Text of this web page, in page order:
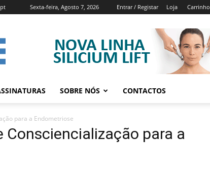
Sexta-feira, Agosto 7, 2026 Entrar / Registar Loja Carrinho
SOBRE NÓS CONTACTOS
para a Endometriose
Consciencialização para a